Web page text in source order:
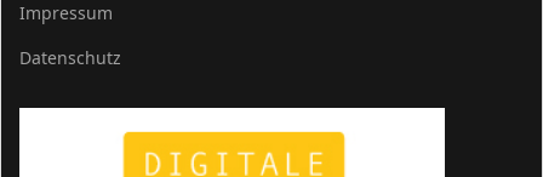
Impressum
Datenschutz